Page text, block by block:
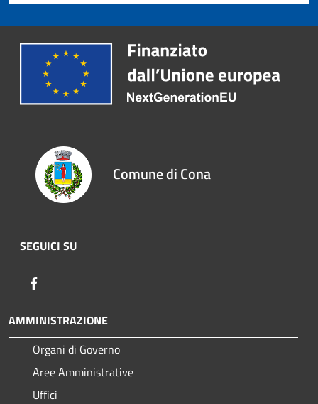
Comune di Cona
SEGUICI SU
AMMINISTRAZIONE
Organi di Governo
Aree Amministrative
Uffici